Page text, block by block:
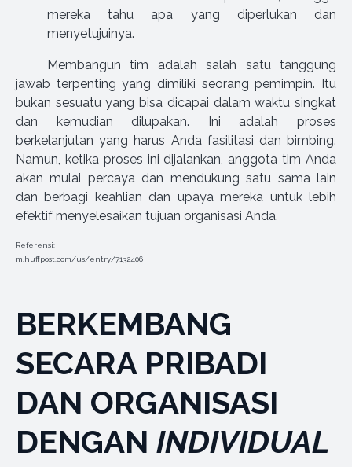
mereka tahu apa yang diperlukan dan
menyetujuinya.
Membangun tim adalah salah satu tanggung
jawab terpenting yang dimiliki seorang pemimpin. Itu
bukan sesuatu yang bisa dicapai dalam waktu singkat
dan kemudian dilupakan. Ini adalah proses
berkelanjutan yang harus Anda fasilitasi dan bimbing.
Namun, ketika proses ini dijalankan, anggota tim Anda
akan mulai percaya dan mendukung satu sama lain
dan berbagi keahlian dan upaya mereka untuk lebih
efektif menyelesaikan tujuan organisasi Anda.
Referensi:
m.huffpost.com/us/entry/7132406
BERKEMBANG
SECARA PRIBADI
DAN ORGANISASI
DENGAN INDIVIDUAL